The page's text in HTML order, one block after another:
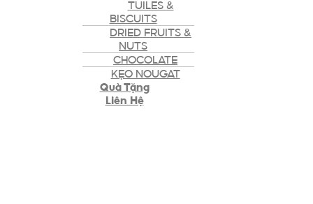
TUILES &
BISCUITS
DRIED FRUITS &
NUTS
CHOCOLATE
KẸO NOUGAT
Quà Tặng
Liên Hệ